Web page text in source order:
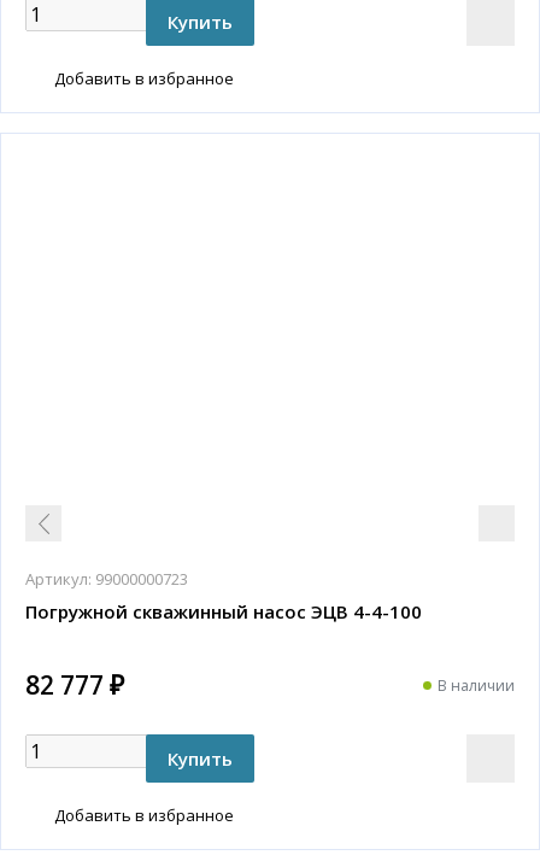
Добавить в избранное
Артикул: 99000000723
Погружной скважинный насос ЭЦВ 4-4-100
82 777 ₽ В наличии
Добавить в избранное